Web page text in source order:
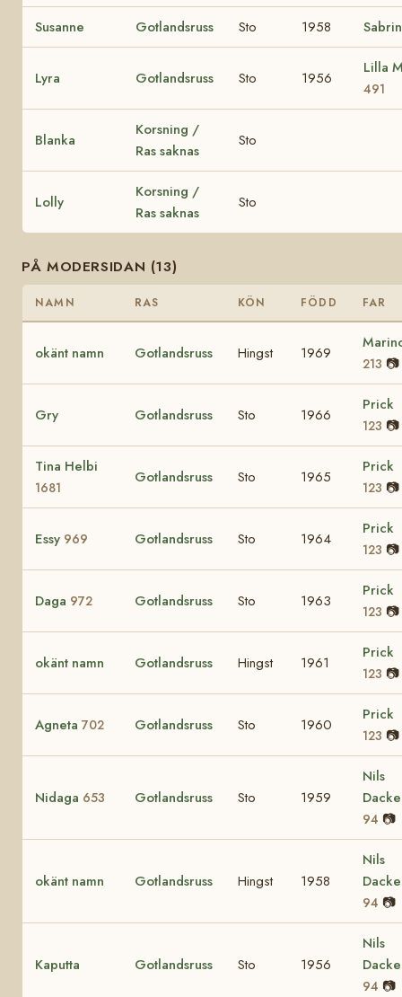
Susanne Gotlandsruss Sto 1958
Lyra Gotlandsruss Sto 1956
Lilla
491
Blanka
Korsning /
Ras saknas
Sto
Lolly
Korsning /
Ras saknas
Sto
PÅ MODERSIDAN (13)
NAMN RAS KÖN FÖDD FAR
okänt namn Gotlandsruss Hingst 1969
213 📷
Gry Gotlandsruss Sto 1966
Prick
123 📷
Tina Helbi
1681
Gotlandsruss Sto 1965
Prick
123 📷
Essy 969 Gotlandsruss Sto 1964
Prick
123 📷
Daga 972 Gotlandsruss Sto 1963
Prick
123 📷
okänt namn Gotlandsruss Hingst 1961
Prick
123 📷
Agneta 702 Gotlandsruss Sto 1960
Prick
123 📷
Nidaga 653 Gotlandsruss Sto 1959
Nils
Dacke
94 📷
okänt namn Gotlandsruss Hingst 1958
Nils
Dacke
94 📷
Kaputta Gotlandsruss Sto 1956
Nils
Dacke
94 📷